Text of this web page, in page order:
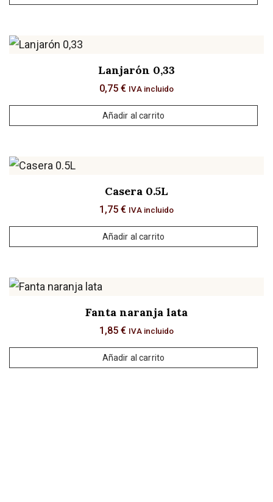
Lanjarón 0,33
0,75 € IVA incluido
Añadir al carrito
Casera 0.5L
1,75 € IVA incluido
Añadir al carrito
Fanta naranja lata
1,85 € IVA incluido
Añadir al carrito